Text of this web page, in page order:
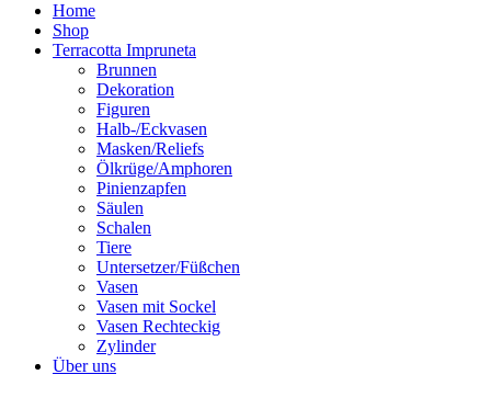
Home
Shop
Terracotta Impruneta
Brunnen
Dekoration
Figuren
Halb-/Eckvasen
Masken/Reliefs
Ölkrüge/Amphoren
Pinienzapfen
Säulen
Schalen
Tiere
Untersetzer/Füßchen
Vasen
Vasen mit Sockel
Vasen Rechteckig
Zylinder
Über uns